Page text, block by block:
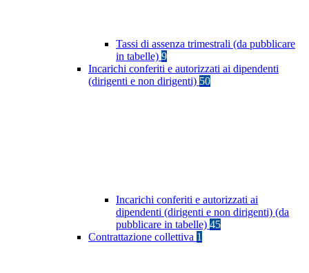
Tassi di assenza trimestrali (da pubblicare
in tabelle) 9
Incarichi conferiti e autorizzati ai dipendenti
(dirigenti e non dirigenti) 50
Incarichi conferiti e autorizzati ai
dipendenti (dirigenti e non dirigenti) (da
pubblicare in tabelle) 45
Contrattazione collettiva 1